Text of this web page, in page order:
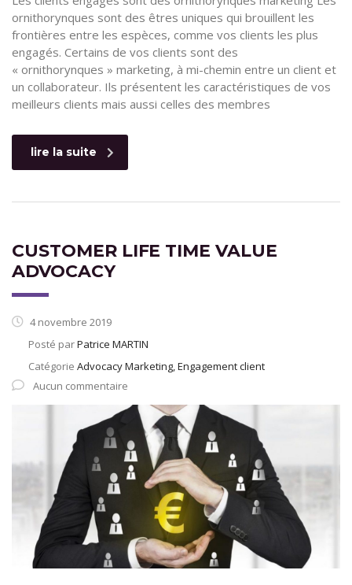
ornithorynques sont des êtres uniques qui brouillent les
frontières entre les espèces, comme vos clients les plus
engagés. Certains de vos clients sont des
« ornithorynques » marketing, à mi-chemin entre un client et
un collaborateur. Ils présentent les caractéristiques de vos
meilleurs clients mais aussi celles des membres
lire la suite
CUSTOMER LIFE TIME VALUE
ADVOCACY
4 novembre 2019
Posté parPatrice MARTIN
Catégorie Advocacy Marketing, Engagement client
Aucun commentaire